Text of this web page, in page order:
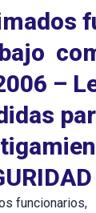
–
funcionarios,